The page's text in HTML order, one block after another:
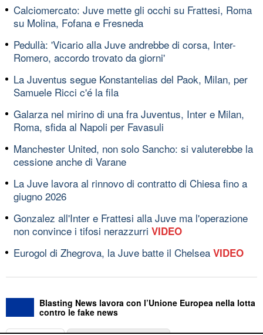
Calciomercato: Juve mette gli occhi su Frattesi, Roma
su Molina, Fofana e Fresneda
Pedullà: 'Vicario alla Juve andrebbe di corsa, Inter-
Romero, accordo trovato da giorni'
La Juventus segue Konstantelias del Paok, Milan, per
Samuele Ricci c'é la fila
Galarza nel mirino di una fra Juventus, Inter e Milan,
Roma, sfida al Napoli per Favasuli
Manchester United, non solo Sancho: si valuterebbe la
cessione anche di Varane
La Juve lavora al rinnovo di contratto di Chiesa fino a
giugno 2026
Gonzalez all'Inter e Frattesi alla Juve ma l'operazione
non convince i tifosi nerazzurri VIDEO
Eurogol di Zhegrova, la Juve batte il Chelsea VIDEO
Blasting News lavora con l’Unione Europea nella lotta
contro le fake news